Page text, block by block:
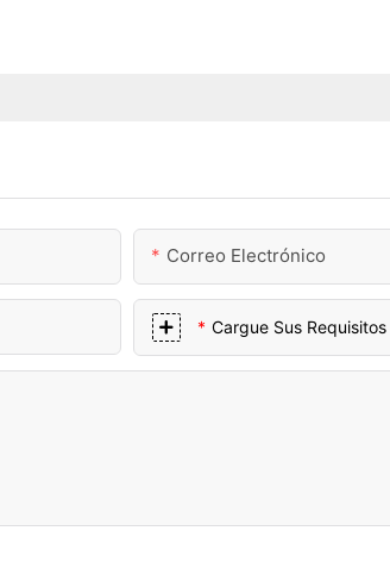
Correo Electrónico
Cargue Sus Requisitos